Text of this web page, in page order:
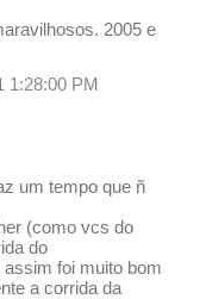
2005 e
1:28:00 PM
um tempo que ñ
(como vcs do
do
foi muito bom
a corrida da